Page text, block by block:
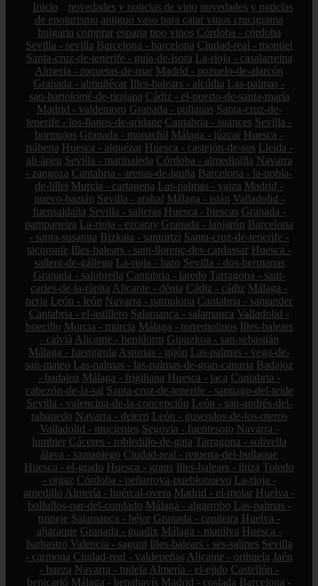
Inicio novedades y noticias de vino novedades y noticias
de enoturismo antiguo vaso para catar vinos crucigrama
bulgaria comprar espana tipo vinos Córdoba - córdoba
Sevilla - sevilla Barcelona - barcelona Ciudad-real - montiel
Santa-cruz-de-tenerife - guía-de-isora La-rioja - casalarreina
Almería - roquetas-de-mar Madrid - pozuelo-de-alarcón
Granada - almuñécar Illes-balears - alcúdia Las-palmas -
san-bartolomé-de-tirajana Cádiz - el-puerto-de-santa-maría
Madrid - valdemoro Granada - pulianas Santa-cruz-de-
tenerife - los-llanos-de-aridane Cantabria - suances Sevilla -
bormujos Granada - monachil Málaga - júzcar Huesca -
isábena Huesca - alquézar Huesca - castejón-de-sos Lleida -
alt-àneu Sevilla - marinaleda Córdoba - almedinilla Navarra
- zangoza Cantabria - arenas-de-iguña Barcelona - la-pobla-
de-lillet Murcia - cartagena Las-palmas - yaiza Madrid -
nuevo-baztán Sevilla - arahal Málaga - istán Valladolid -
fuensaldaña Sevilla - salteras Huesca - biescas Granada -
pampaneira La-rioja - ezcaray Granada - lanjarón Barcelona
- santa-susanna Bizkaia - santurtzi Santa-cruz-de-tenerife -
tacoronte Illes-balears - sant-llorenç-des-cardassar Huesca -
sallent-de-gállego La-rioja - haro Sevilla - dos-hermanas
Granada - salobreña Cantabria - laredo Tarragona - sant-
carles-de-la-ràpita Alicante - dénia Cádiz - cádiz Málaga -
nerja León - león Navarra - pamplona Cantabria - santander
Cantabria - el-astillero Salamanca - salamanca Valladolid -
boecillo Murcia - murcia Málaga - torremolinos Illes-balears
- calvià Alicante - benidorm Gipuzkoa - san-sebastián
Málaga - fuengirola Asturias - gijón Las-palmas - vega-de-
san-mateo Las-palmas - las-palmas-de-gran-canaria Badajoz
- badajoz Málaga - frigiliana Huesca - jaca Cantabria -
cabezón-de-la-sal Santa-cruz-de-tenerife - santiago-del-teide
Sevilla - valencina-de-la-concepción León - san-andrés-del-
rabanedo Navarra - deierri León - gusendos-de-los-oteros
Valladolid - mucientes Segovia - fuentesoto Navarra -
lumbier Cáceres - robledillo-de-gata Tarragona - solivella
álava - samaniego Ciudad-real - retuerta-del-bullaque
Huesca - el-grado Huesca - graus Illes-balears - ibiza Toledo
- orgaz Córdoba - peñarroya-pueblonuevo La-rioja -
arnedillo Almería - huércal-overa Madrid - el-molar Huelva -
bollullos-par-del-condado Málaga - algarrobo Las-palmas -
tuineje Salamanca - béjar Granada - capileira Huelva -
aljaraque Granada - guadix Málaga - manilva Huesca -
barbastro Valencia - sagunt Illes-balears - ses-salines Sevilla
- carmona Ciudad-real - valdepeñas Alicante - orihuela Jaén
- baeza Navarra - tudela Almería - el-ejido Castellón -
benicarló Málaga - benahavís Madrid - coslada Barcelona -